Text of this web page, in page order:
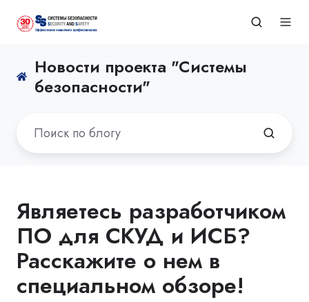
Новости проекта "Системы
безопасности"
Являетесь разработчиком
ПО для СКУД и ИСБ?
Расскажите о нем в
специальном обзоре!